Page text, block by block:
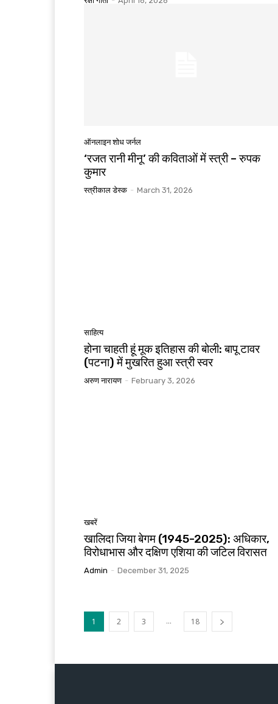
ऑनलाइन शोध जर्नल
‘रजत रानी मीनू’ की कविताओं में स्त्री – रुपक
कुमार
स्त्रीकाल डेस्क - March 31, 2026
साहित्य
होना चाहती हूं मूक इतिहास की बोली: बापू टावर
(पटना) में मुखरित हुआ स्त्री स्वर
अरुण नारायण - February 3, 2026
खबरें
खालिदा जिया बेगम (1945-2025): अधिकार,
विरोधाभास और दक्षिण एशिया की जटिल विरासत
Admin - December 31, 2025
1 2 3 ... 18